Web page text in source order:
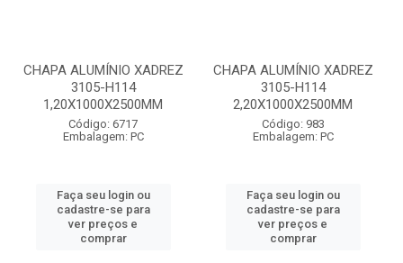
CHAPA ALUMÍNIO XADREZ
3105-H114
1,20X1000X2500MM
Código: 6717
Embalagem: PC
Faça seu login ou
cadastre-se para
ver preços e
comprar
CHAPA ALUMÍNIO XADREZ
3105-H114
2,20X1000X2500MM
Código: 983
Embalagem: PC
Faça seu login ou
cadastre-se para
ver preços e
comprar